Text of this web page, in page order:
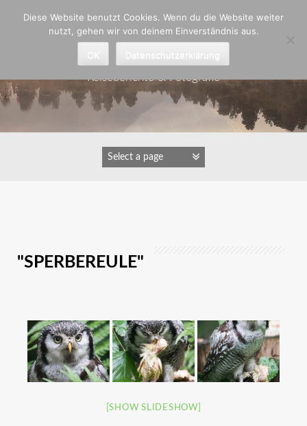
Astrid Padberg
Reiseberichte & Fotografie
"SPERBEREULE"
[SHOW SLIDESHOW]
Diese Website benutzt Cookies. Wenn du die Website weiter
nutzt, gehen wir von deinem Einverständnis aus.